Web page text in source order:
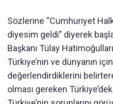
Sözlerine “Cumhuriyet
diyesim geldi” diyerek
Başkanı Tülay
Türkiye’nin ve dünyanın
değerlendirdiklerini
olması gereken